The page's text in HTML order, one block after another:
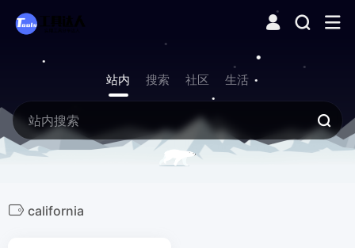
站内 搜索 社区 生活
california